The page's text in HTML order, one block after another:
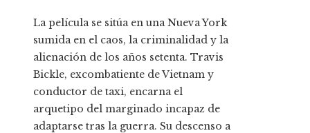
La película se sitúa en una Nueva York
sumida en el caos, la criminalidad y la
alienación de los años setenta. Travis
Bickle, excombatiente de Vietnam y
conductor de taxi, encarna el
arquetipo del marginado incapaz de
adaptarse tras la guerra. Su descenso a